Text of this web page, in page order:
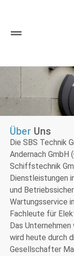
ÜberUns
Die SBS Technik
Andernach GmbH
Schiffstechnik
Dienstleistungen
und
Wartungsservice
Fachleute für
Das
wird heute durch
Gesellschafter